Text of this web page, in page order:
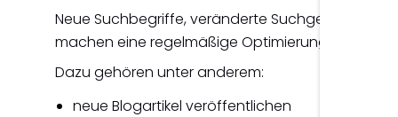
Neue Suchbegriffe, veränderte
machen eine regelmäßige Optimierung sinnvoll.
Dazu gehören unter anderem:
neue Blogartikel veröffentlichen